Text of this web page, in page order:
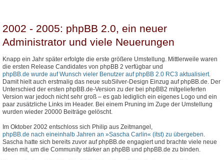
2002 - 2005: phpBB 2.0, ein neuer
Administrator und viele Neuerungen
Knapp ein Jahr später erfolgte die erste größere Umstellung. Mittlerweile waren
die ersten Release Candidates von phpBB 2 verfügbar und
phpBB.de wurde auf Wunsch vieler Benutzer auf phpBB 2.0 RC3 aktualisiert.
Damit hielt auch erstmalig das neue subSilver-Design Einzug auf phpBB.de. Der
Unterschied der ersten phpBB.de-Version zu der bei phpBB2 mitgelieferten
Version war jedoch nicht sehr groß – es gab lediglich ein eigenes Logo und ein
paar zusätzliche Links im Header. Bei einem Pruning im Zuge der Umstellung
wurden wieder 20000 Beiträge gelöscht.
Im Oktober 2002 entschloss sich Philip aus Zeitmangel,
phpBB.de nach eineinhalb Jahren an »Sascha Carlin« (itst) zu übergeben
Sascha hatte sich bereits zuvor auf phpBB.de engagiert und brachte viele neue
Ideen mit, um die Community stärker an phpBB und phpBB.de zu binden.